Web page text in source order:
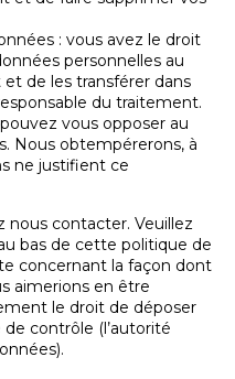
: vous avez le droit
personnelles au
de les transférer dans
du traitement.
vous opposer au
Nous obtempérerons, à
ne justifient ce
nous contacter. Veuillez
bas de cette politique de
concernant la façon dont
aimerions en être
le droit de déposer
contrôle (l’autorité